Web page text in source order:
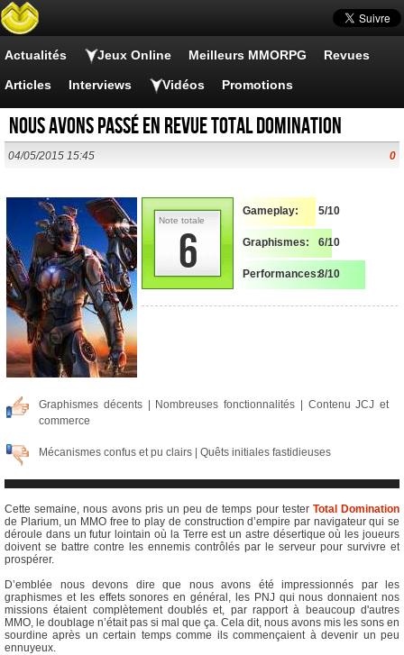
Actualités Jeux Online Meilleurs MMORPG Revues
Articles Interviews Vidéos Promotions
Nous avons passé en revue Total Domination
04/05/2015 15:45 0
6
Note totale
Gameplay: 5/10
Graphismes: 6/10
Performances:8/10
Graphismes décents | Nombreuses fonctionnalités | Contenu JCJ et
commerce
Mécanismes confus et pu clairs | Quêts initiales fastidieuses
Cette semaine, nous avons pris un peu de temps pour tester Total Domination
de Plarium, un MMO free to play de construction d’empire par navigateur qui se
déroule dans un futur lointain où la Terre est un astre désertique où les joueurs
doivent se battre contre les ennemis contrôlés par le serveur pour survivre et
prospérer.
D’emblée nous devons dire que nous avons été impressionnés par les
graphismes et les effets sonores en général, les PNJ qui nous donnaient nos
missions étaient complètement doublés et, par rapport à beaucoup d'autres
MMO, le doublage n’était pas si mal que ça. Cela dit, nous avons mis les sons en
sourdine après un certain temps comme ils commençaient à devenir un peu
ennuyeux.